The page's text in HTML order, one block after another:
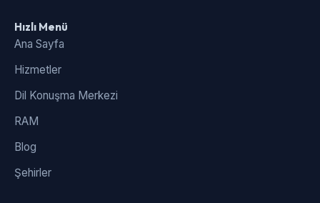
Hızlı Menü
Ana Sayfa
Hizmetler
Dil Konuşma Merkezi
RAM
Blog
Şehirler